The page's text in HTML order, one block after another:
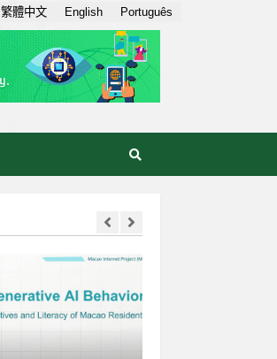
繁體中文 English Português